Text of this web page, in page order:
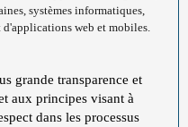
systèmes informatiques,
web et mobiles.
grande transparence et
aux principes visant à
dans les processus